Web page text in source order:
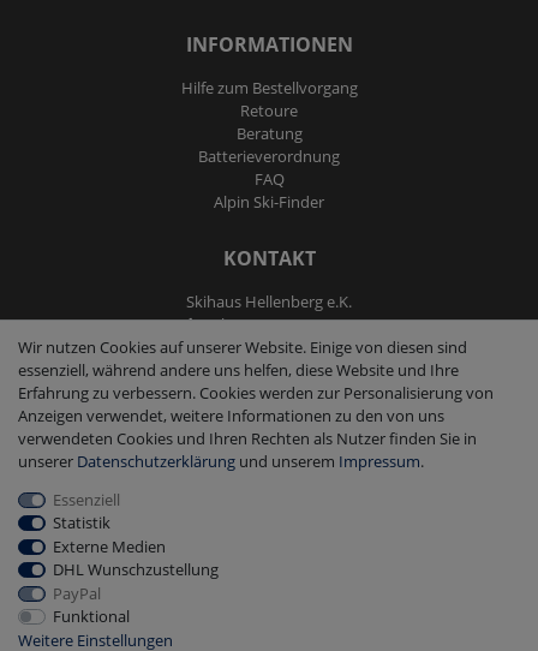
INFORMATIONEN
Hilfe zum Bestellvorgang
Retoure
Beratung
Batterieverordnung
FAQ
Alpin Ski-Finder
KONTAKT
Skihaus Hellenberg e.K.
Tel: +4933855200795
Fax: +4933855200793
kontakt@ski-andmore.de
2026 Skihaus Hellenberg e.K.
*Alle Preise inkl. MwSt., zzgl. Versandkosten
Wir nutzen Cookies auf unserer Website. Einige von diesen sind
essenziell, während andere uns helfen, diese Website und Ihre
Erfahrung zu verbessern. Cookies werden zur Personalisierung von
Anzeigen verwendet, weitere Informationen zu den von uns
verwendeten Cookies und Ihren Rechten als Nutzer finden Sie in
unserer Daten­schutz­erklärung und unserem Impressum.
Essenziell
Statistik
Externe Medien
DHL Wunschzustellung
PayPal
Funktional
Weitere Einstellungen